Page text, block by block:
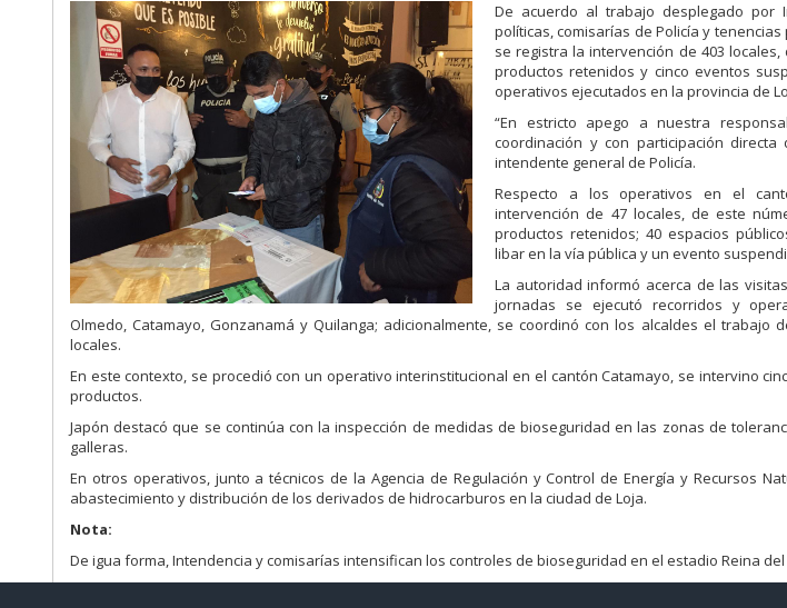
De acuerdo al trabajo desplegado por
políticas, comisarías de Policía y
se registra la intervención de 403
productos retenidos y cinco eventos
operativos ejecutados en la provincia de
“En estricto apego a nuestra
coordinación y con participación directa
intendente general de Policía.
Respecto a los operativos en el
intervención de 47 locales, de este
productos retenidos; 40 espacios
libar en la vía pública y un evento
La autoridad informó acerca de las
jornadas se ejecutó recorridos y
Olmedo, Catamayo, Gonzanamá y Quilanga; adicionalmente, se coordinó con los alcaldes el trabajo
locales.
En este contexto, se procedió con un operativo interinstitucional en el cantón Catamayo, se intervino
productos.
Japón destacó que se continúa con la inspección de medidas de bioseguridad en las zonas de
galleras.
En otros operativos, junto a técnicos de la Agencia de Regulación y Control de Energía y Recursos
abastecimiento y distribución de los derivados de hidrocarburos en la ciudad de Loja.
Nota:
De igua forma, Intendencia y comisarías intensifican los controles de bioseguridad en el estadio Reina del